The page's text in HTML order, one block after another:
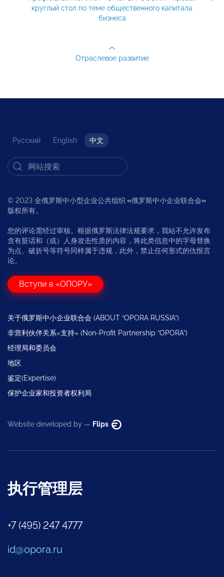
круглый стол по теме общественного капитала
бизнеса
Отраслевое развитие
Русский English 中文
© 2023 全俄罗斯中小型企业公共组织 «俄罗斯中小企业联合会»
版权所有。
您的评论需经过审核。根据俄罗斯法律法规要求，我站不允许发布
含有脏话和（或）人身攻击性质的内容，将此类信息中的字母替换
为点、破折号等符号同样属于违规，此外，禁止任何形式的仇恨言
论。
Вступи в «ОПОРУ»
关于俄罗斯中小企业联合会 (ABOUT “OPORA RUSSIA”)
非营利伙伴关系«支持» (Non-Profit Partnership “OPORA”)
经理局和委员会
地区
鉴定(Expertise)
保护企业家和投资者权利局
Website developed by — Flips
执行管理层
+7 (495) 247 4777
id@opora.ru